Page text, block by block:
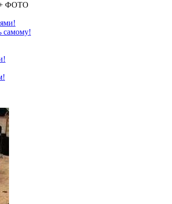
+ ФОТО
самому!